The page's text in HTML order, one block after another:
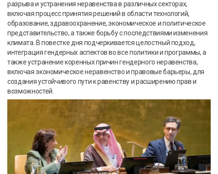
разрыва и устранения неравенства в различных секторах,
включая процесс принятия решений в области технологий,
образование, здравоохранение, экономическое и политическое
представительство, а также борьбу с последствиями изменения
климата. В повестке дня подчеркивается целостный подход,
интеграция гендерных аспектов во все политики и программы, а
также устранение коренных причин гендерного неравенства,
включая экономическое неравенство и правовые барьеры, для
создания устойчивого пути к равенству и расширению прав и
возможностей.